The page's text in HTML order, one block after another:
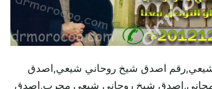
اصدق شيخ روحاني شيعي,اصدق
شيخ روحاني شيعي مجرب,اصدق